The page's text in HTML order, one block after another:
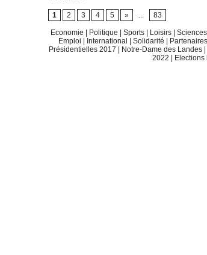
1 2 3 4 5 » ... 83
Economie Politique Sports Loisirs Sciences
Emploi
International Solidarité Partenaires
Présidentielles 2017
Notre-Dame des Landes
2022